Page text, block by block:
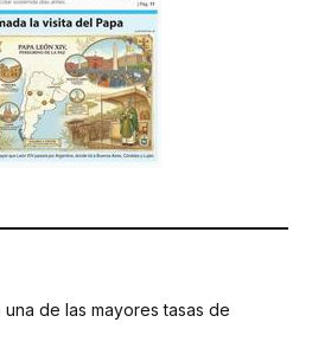
de las mayores tasas de